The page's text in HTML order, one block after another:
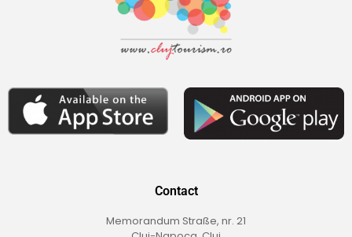
Contact
Memorandum Straße, nr. 21